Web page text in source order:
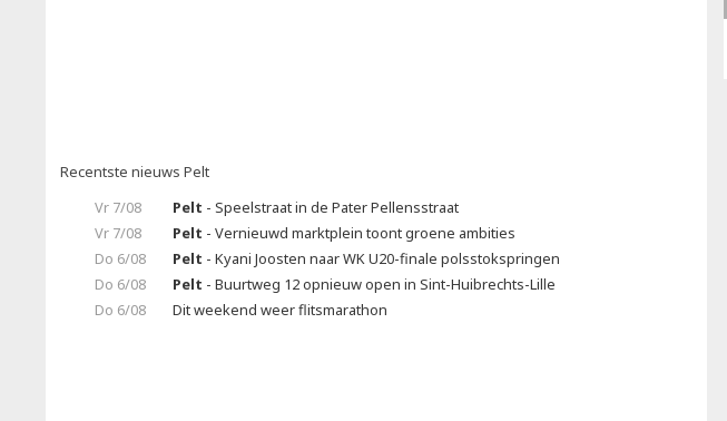
Recentste nieuws Pelt
Vr 7/08
Pelt - Speelstraat in de Pater Pellensstraat
Vr 7/08
Pelt - Vernieuwd marktplein toont groene ambities
Do 6/08
Pelt - Kyani Joosten naar WK U20-finale polsstokspringen
Do 6/08
Pelt - Buurtweg 12 opnieuw open in Sint-Huibrechts-Lille
Do 6/08
Dit weekend weer flitsmarathon